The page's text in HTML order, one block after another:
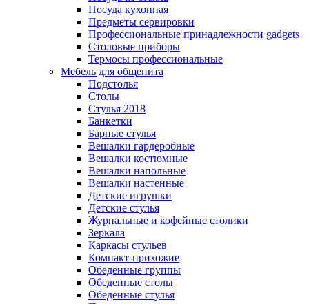
Посуда кухонная
Предметы сервировки
Профессиональные принадлежности gadgets
Столовые приборы
Термосы профессиональные
Мебель для общепита
Подстолья
Столы
Стулья 2018
Банкетки
Барные стулья
Вешалки гардеробные
Вешалки костюмные
Вешалки напольные
Вешалки настенные
Детские игрушки
Детские стулья
Журнальные и кофейные столики
Зеркала
Каркасы стульев
Компакт-прихожие
Обеденные группы
Обеденные столы
Обеденные стулья